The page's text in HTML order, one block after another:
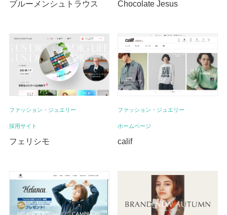
ブルーメンシュトラウス Chocolate Jesus
ファッション・ジュエリー
採用サイト
フェリシモ
ファッション・ジュエリー
ホームページ
calif